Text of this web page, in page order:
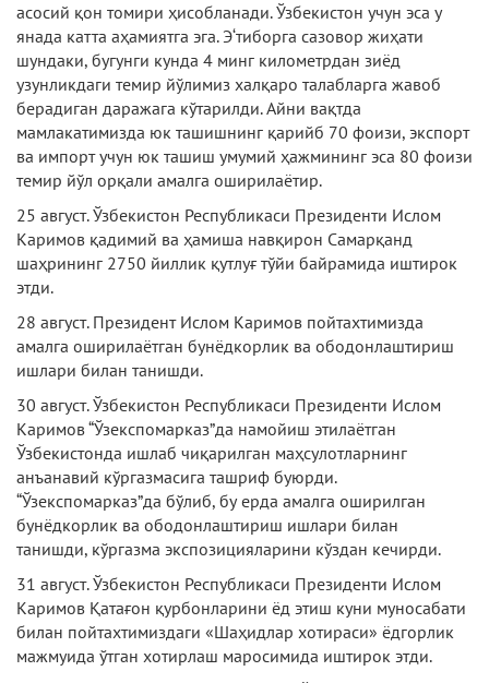
асосий қон томири ҳисобланади. Ўзбекистон учун эса у
янада катта аҳамиятга эга. Э‘тиборга сазовор жиҳати
шундаки, бугунги кунда 4 минг километрдан зиёд
узунликдаги темир йўлимиз халқаро талабларга жавоб
берадиган даражага кўтарилди. Айни вақтда
мамлакатимизда юк ташишнинг қарийб 70 фоизи, экспорт
ва импорт учун юк ташиш умумий ҳажмининг эса 80 фоизи
темир йўл орқали амалга оширилаётир.
25 август. Ўзбекистон Республикаси Президенти Ислом
Каримов қадимий ва ҳамиша навқирон Самарқанд
шаҳрининг 2750 йиллик қутлуғ тўйи байрамида иштирок
этди.
28 август. Президент Ислом Каримов пойтахтимизда
амалга оширилаётган бунёдкорлик ва ободонлаштириш
ишлари билан танишди.
30 август. Ўзбекистон Республикаси Президенти Ислом
Каримов “Ўзекспомарказ”да намойиш этилаётган
Ўзбекистонда ишлаб чиқарилган маҳсулотларнинг
анъанавий кўргазмасига ташриф буюрди.
“Ўзекспомарказ”да бўлиб, бу ерда амалга оширилган
бунёдкорлик ва ободонлаштириш ишлари билан
танишди, кўргазма экспозицияларини кўздан кечирди.
31 август. Ўзбекистон Республикаси Президенти Ислом
Каримов Қатағон қурбонларини ёд этиш куни муносабати
билан пойтахтимиздаги «Шаҳидлар хотираси» ёдгорлик
мажмуида ўтган хотирлаш маросимида иштирок этди.